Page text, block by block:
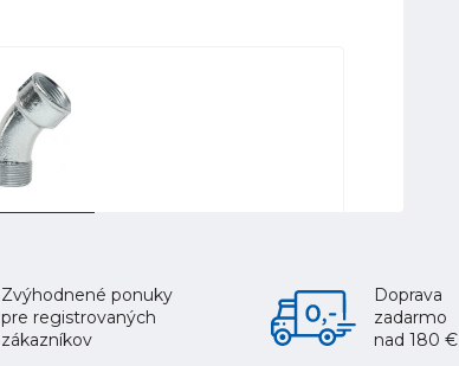
Zvýhodnené ponuky
pre registrovaných
zákazníkov
Doprava
zadarmo
nad 180 €